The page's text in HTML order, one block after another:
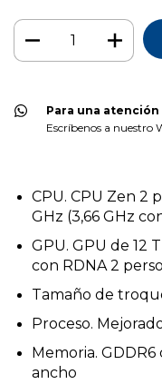
Para una
Escríbenos a nuestro
CPU. CPU Zen 2
GHz (3,66 GHz
GPU. GPU de 12
con RDNA 2
Tamaño de
Proceso.
Memoria.
ancho